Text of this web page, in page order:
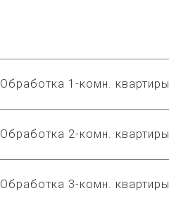
Обработка 1-комн. квартиры
Обработка 2-комн. квартиры
Обработка 3-комн. квартиры